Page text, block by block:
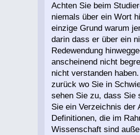
Achten Sie beim
niemals über ein Wort
einzige Grund warum
darin dass er über ein
Redewendung
anscheinend nicht
nicht verstanden
zurück wo Sie in
sehen Sie zu, dass Sie
Sie ein Verzeichnis
Definitionen, die im
Wissenschaft sind